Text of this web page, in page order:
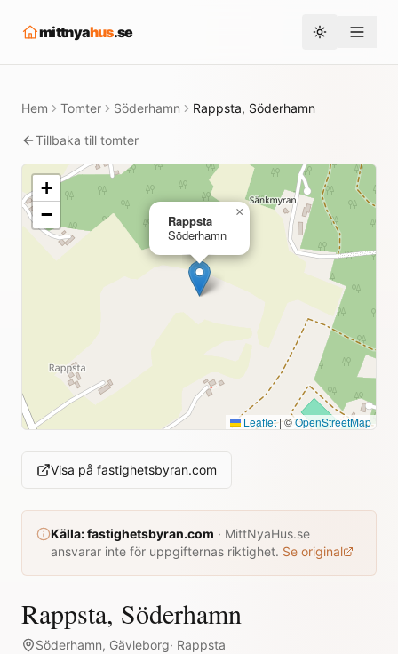
mittnyahus.se Toggle theme
Hem Tomter Söderhamn Rappsta, Söderhamn
Tillbaka till tomter
Rappsta
Söderhamn
×
+
−
Leaflet |©OpenStreetMap
Visa på fastighetsbyran.com
Källa:fastighetsbyran.com · MittNyaHus.se
ansvarar inte för uppgifternas riktighet. Se original
Rappsta, Söderhamn
Söderhamn, Gävleborg· Rappsta